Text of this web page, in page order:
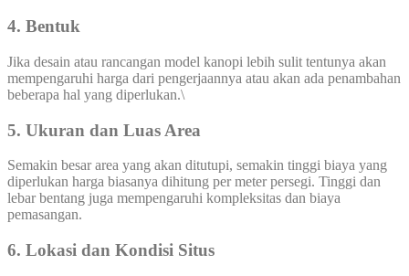
4. Bentuk
Jika desain atau rancangan model kanopi lebih sulit tentunya akan
mempengaruhi harga dari pengerjaannya atau akan ada penambahan
beberapa hal yang diperlukan.\
5. Ukuran dan Luas Area
Semakin besar area yang akan ditutupi, semakin tinggi biaya yang
diperlukan harga biasanya dihitung per meter persegi. Tinggi dan
lebar bentang juga mempengaruhi kompleksitas dan biaya
pemasangan.
6. Lokasi dan Kondisi Situs